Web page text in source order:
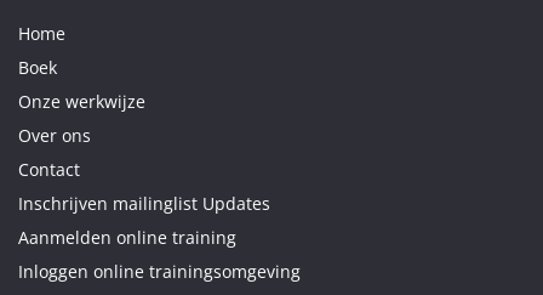
Home
Boek
Onze werkwijze
Over ons
Contact
Inschrijven mailinglist Updates
Aanmelden online training
Inloggen online trainingsomgeving